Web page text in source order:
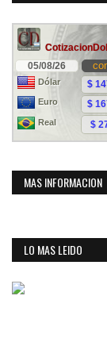
MAS INFORMACION
LO MAS LEIDO